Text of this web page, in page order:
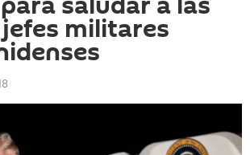
militares